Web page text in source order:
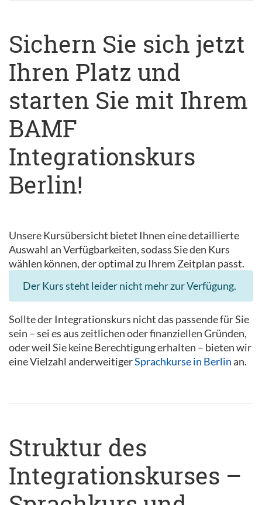
Sichern Sie sich jetzt
Ihren Platz und
starten Sie mit Ihrem
BAMF
Integrationskurs
Berlin!
Unsere Kursübersicht bietet Ihnen eine detaillierte
Auswahl an Verfügbarkeiten, sodass Sie den Kurs
wählen können, der optimal zu Ihrem Zeitplan passt.
Der Kurs steht leider nicht mehr zur Verfügung.
Sollte der Integrationskurs nicht das passende für Sie
sein – sei es aus zeitlichen oder finanziellen Gründen,
oder weil Sie keine Berechtigung erhalten – bieten wir
eine Vielzahl anderweitigerSprachkurse in Berlinan.
Struktur des
Integrationskurses –